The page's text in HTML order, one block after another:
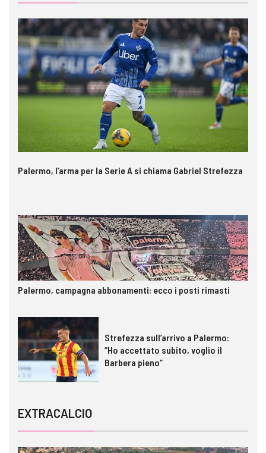
Palermo, l’arma per la Serie A si chiama Gabriel Strefezza
Palermo, campagna abbonamenti: ecco i posti rimasti
Strefezza sull’arrivo a Palermo:
“Ho accettato subito, voglio il
Barbera pieno”
EXTRACALCIO